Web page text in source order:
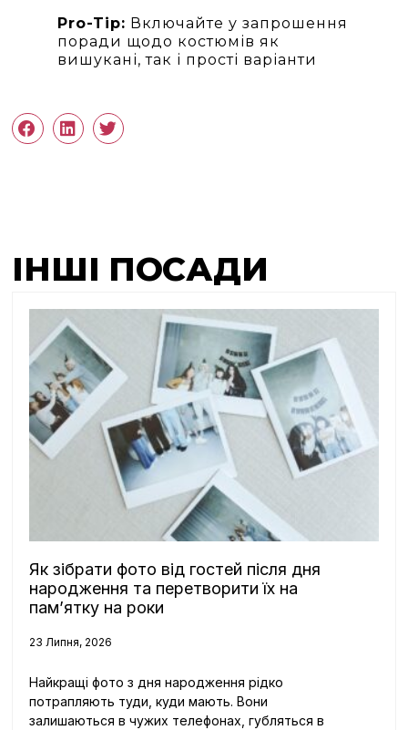
Pro-Tip: Включайте у запрошення
поради щодо костюмів як
вишукані, так і прості варіанти
ІНШІ ПОСАДИ
Як зібрати фото від гостей після дня
народження та перетворити їх на
пам’ятку на роки
23 Липня, 2026
Найкращі фото з дня народження рідко
потрапляють туди, куди мають. Вони
залишаються в чужих телефонах, губляться в